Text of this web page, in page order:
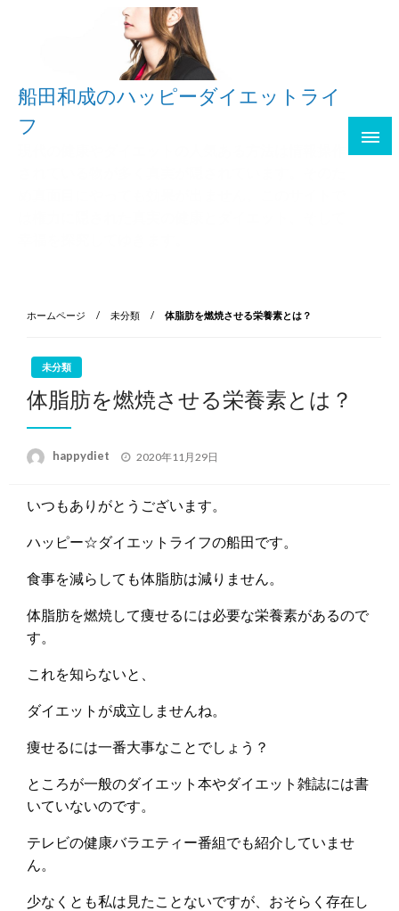
船田和成のハッピーダイエットライ
フ
ホームページ 未分類 体脂肪を燃焼させる栄養素とは？
未分類
体脂肪を燃焼させる栄養素とは？
happydiet
投
2020年11月29日
いつもありがとうございます。
ハッピー☆ダイエットライフの船田です。
食事を減らしても体脂肪は減りません。
体脂肪を燃焼して痩せるには必要な栄養素があるので
す。
これを知らないと、
ダイエットが成立しませんね。
痩せるには一番大事なことでしょう？
ところが一般のダイエット本やダイエット雑誌には書
いていないのです。
テレビの健康バラエティー番組でも紹介していませ
ん。
少なくとも私は見たことないですが、おそらく存在し